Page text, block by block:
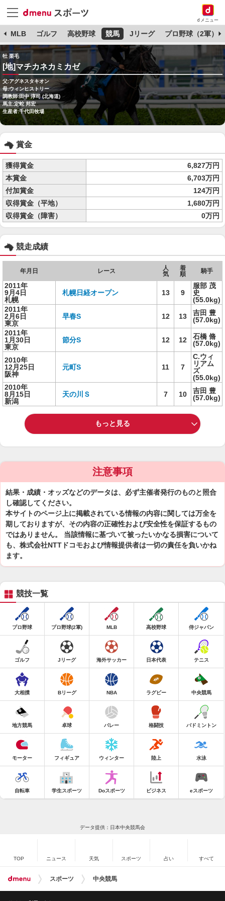
dメニュー
MLB ゴルフ 高校野球 競馬 Jリーグ プロ野球（2軍）
牡 栗毛
[地]マチカネカミカゼ
父:アグネスタキオン
母:ウィンヒストリー
調教師:田中 淳司 (北海道)
馬主:定蛇 邦宏
生産者:千代田牧場
賞金
獲得賞金
6,827万円
本賞金
6,703万円
付加賞金
124万円
収得賞金（平地）
1,680万円
収得賞金（障害）
0万円
競走成績
年月日 レース
人
気
着
順
騎手
2011年
9月4日
札幌
札幌日経オープン 13 9
服部 茂
史
(55.0kg)
2011年
2月6日
東京
早春S 12 13
吉田 豊
(57.0kg)
2011年
1月30日
東京
節分S 12 12
石橋 脩
(57.0kg)
2010年
12月25日
阪神
元町S 11 7
C.ウィ
リアム
ズ
(55.0kg)
2010年
8月15日
新潟
天の川Ｓ 7 10
吉田 豊
(57.0kg)
もっと見る
注意事項
結果・成績・オッズなどのデータは、必ず主催者発行のものと照合
し確認してください。
本サイトのページ上に掲載されている情報の内容に関しては万全を
期しておりますが、その内容の正確性および安全性を保証するもの
ではありません。 当該情報に基づいて被ったいかなる損害について
も、株式会社NTTドコモおよび情報提供者は一切の責任を負いかね
ます。
競技一覧
プロ野球 プロ野球(2軍) MLB 高校野球 侍ジャパン
ゴルフ Jリーグ 海外サッカー 日本代表 テニス
大相撲 Bリーグ NBA ラグビー 中央競馬
地方競馬 卓球 バレー 格闘技 バドミントン
モーター フィギュア ウィンター 陸上 水泳
自転車 学生スポーツ Doスポーツ ビジネス eスポーツ
データ提供：日本中央競馬会
TOP ニュース 天気 スポーツ 占い すべて
スポーツ 中央競馬